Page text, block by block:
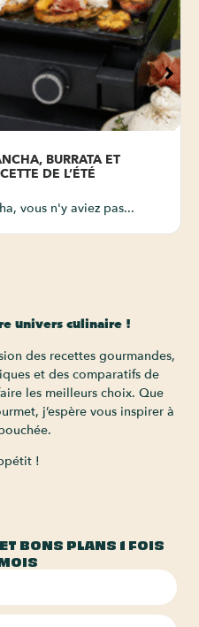
BURRATA ET
DE L’ÉTÉ
vous n'y aviez pas...
univers culinaire !
des recettes gourmandes,
et des comparatifs de
les meilleurs choix. Que
j’espère vous inspirer à
!
BONS PLANS 1 FOIS